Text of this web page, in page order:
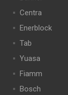
Centra
Enerblock
Tab
Yuasa
Fiamm
Bosch